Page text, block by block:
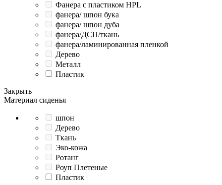
Фанера с пластиком HPL
фанера/ шпон бука
фанера/ шпон дуба
фанера/ДСП/ткань
фанера/ламинированная пленкой
Дерево
Металл
Пластик
Закрыть
Материал сиденья
шпон
Дерево
Ткань
Эко-кожа
Ротанг
Роуп Плетеные
Пластик